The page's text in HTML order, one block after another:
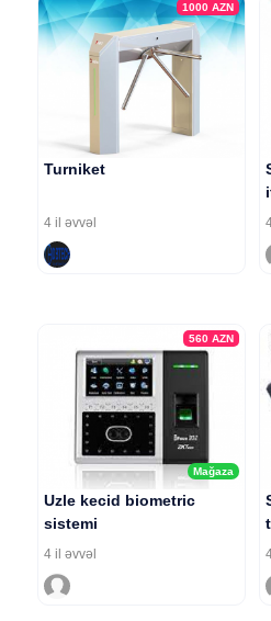
1000 AZN
Turniket
4 il əvvəl
Mağaza
560 AZN
Uzle kecid biometric
sistemi
4 il əvvəl